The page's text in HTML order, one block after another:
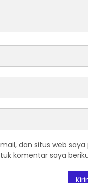
dan situs web saya
komentar saya